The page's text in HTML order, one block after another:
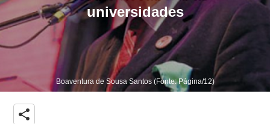
universidades
Boaventura de Sousa Santos (Fonte: Página/12)
share